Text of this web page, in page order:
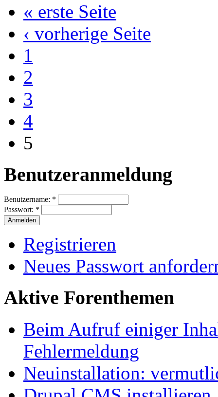
« erste Seite
‹ vorherige Seite
1
2
3
4
5
Benutzeranmeldung
Benutzername: *
Passwort: *
Registrieren
Neues Passwort
Aktive Forenthemen
Beim Aufruf einiger
Fehlermeldung
Neuinstallation: